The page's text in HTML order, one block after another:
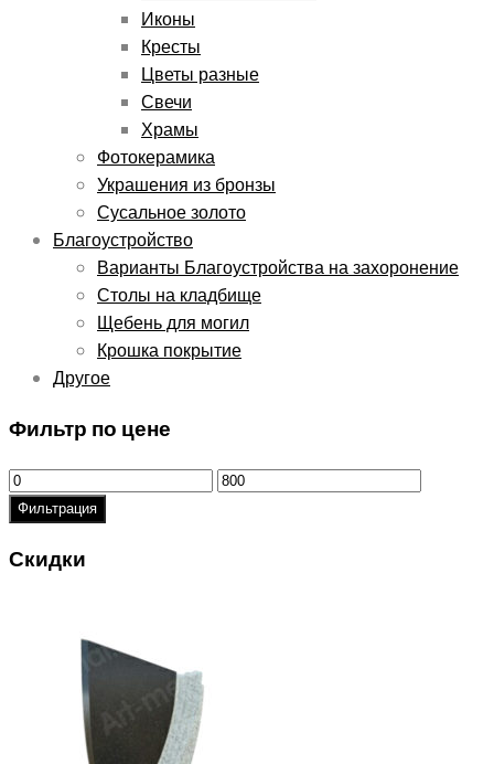
Иконы
Кресты
Цветы разные
Свечи
Храмы
Фотокерамика
Украшения из бронзы
Сусальное золото
Благоустройство
Варианты Благоустройства на захоронение
Столы на кладбище
Щебень для могил
Крошка покрытие
Другое
Фильтр по цене
Минимальная
цена
Максимальная
Фильтрация
Скидки